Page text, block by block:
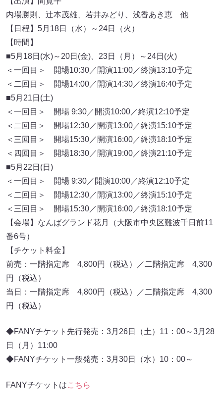
内場勝則、辻本茂雄、若井みどり、浅香あき恵 他
【日程】5月18日（水）～24日（火）
【時間】
■5月18日(水)～20日(金)、23日（月）～24日(火)
＜一回目＞ 開場10:30／開演11:00／終演13:10予定
＜二回目＞ 開場14:00／開演14:30／終演16:40予定
■5月21日(土)
＜一回目＞ 開場 9:30／開演10:00／終演12:10予定
＜二回目＞ 開場12:30／開演13:00／終演15:10予定
＜三回目＞ 開場15:30／開演16:00／終演18:10予定
＜四回目＞ 開場18:30／開演19:00／終演21:10予定
■5月22日(日)
＜一回目＞ 開場 9:30／開演10:00／終演12:10予定
＜二回目＞ 開場12:30／開演13:00／終演15:10予定
＜三回目＞ 開場15:30／開演16:00／終演18:10予定
【会場】なんばグランド花月（大阪市中央区難波千日前11
番6号）
【チケット料金】
前売：一階指定席 4,800円（税込）／二階指定席 4,300
円（税込）
当日：一階指定席 4,800円（税込）／二階指定席 4,300
円（税込）
◆FANYチケット先行発売：3月26日（土）11：00～3月28
日（月）11:00
◆FANYチケット一般発売：3月30日（水）10：00～
FANYチケットはこちら